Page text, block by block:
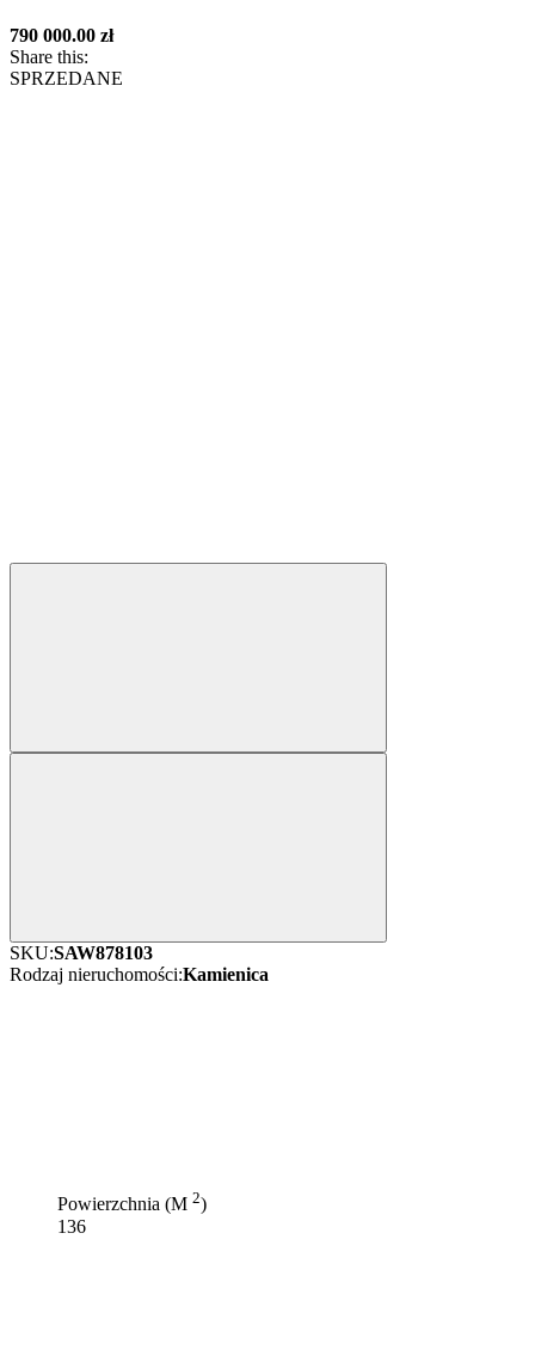
790 000.00 zł
Share this:
SPRZEDANE
SKU:SAW878103
Rodzaj nieruchomości:Kamienica
Powierzchnia (M 2)
136